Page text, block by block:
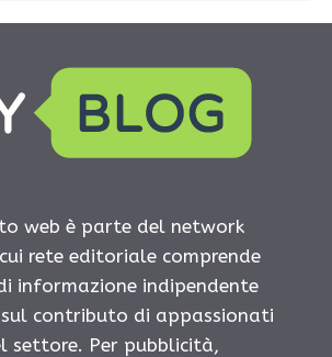
web è parte del network
rete editoriale comprende
informazione indipendente
contributo di appassionati
settore. Per pubblicità,